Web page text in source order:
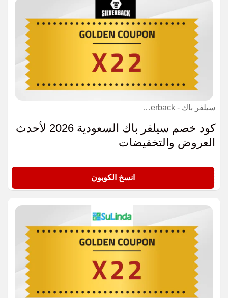
سيلفر باك - silverback كوبون
كود خصم سيلفر باك السعودية 2026 لأحدث
العروض والتخفيضات
انسخ الكوبون